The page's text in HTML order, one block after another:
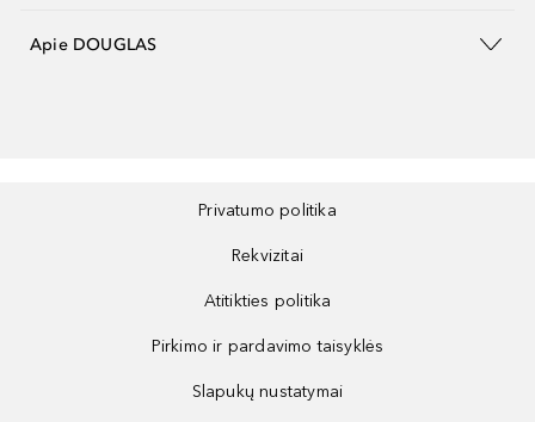
Apie DOUGLAS
Privatumo politika
Rekvizitai
Atitikties politika
Pirkimo ir pardavimo taisyklės
Slapukų nustatymai